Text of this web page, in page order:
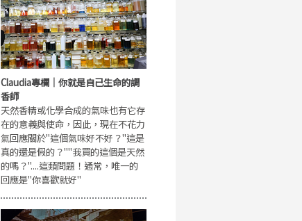
Claudia專欄｜你就是自己生命的調
香師
天然香精或化學合成的氣味也有它存
在的意義與使命，因此，現在不花力
氣回應關於"這個氣味好不好？"這是
真的還是假的？""我買的這個是天然
的嗎？"....這類問題！通常，唯一的
回應是"你喜歡就好"